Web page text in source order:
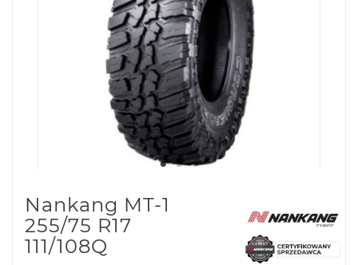
Nankang MT-1
255/75 R17
111/108Q